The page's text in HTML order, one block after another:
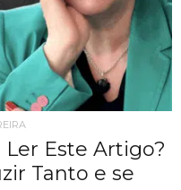
Ler Este Artigo?
Tanto e se